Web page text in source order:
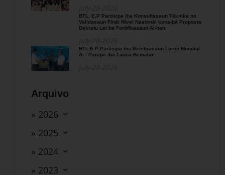
BTL, E.P Partisipa iha Konsultasaun Téknika no
Validasaun Finál Nível Nasionál kona-bá Proposta
Dekretu Lei ba Fortifikasaun Ai-han
BTL,E.P Partisipa iha Selebrasaun Loron Mundial
Ai - Parapa iha Lagoa Bemalae.
Arquivo
» 2026
» 2025
» 2024
» 2023